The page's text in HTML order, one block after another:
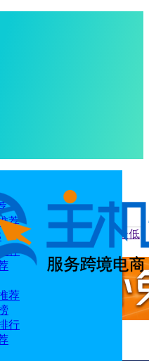
荐
荐
荐
行
港云服务器全场1折起 最低